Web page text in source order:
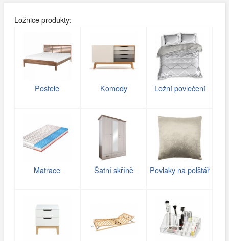
Ložnice produkty:
Postele Komody Ložní povlečení
Matrace Šatní skříně Povlaky na polštář